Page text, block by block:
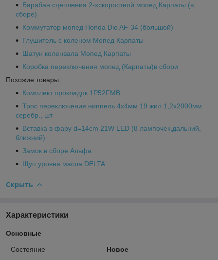
Барабан сцепления 2-хскоростной мопед Карпаты (в
сборе)
Коммутатор мопед Honda Dio AF-34 (большой)
Глушитель с коленом Мопед Карпаты
Шатун коленвала Мопед Карпаты
Коробка переключения мопед (Карпаты)в сбори
Похожие товары:
Комплект прокладок 1P52FMB
Трос переключения ниппель 4х4мм 19 жил 1,2х2000мм
серебр., шт
Вставка в фару d=14cm 21W LED (8 лампочек,дальний,
ближний)
Замок в сборе Альфа
Щуп уровня масла DELTA
Скрыть
Характеристики
Основные
Состояние Новое